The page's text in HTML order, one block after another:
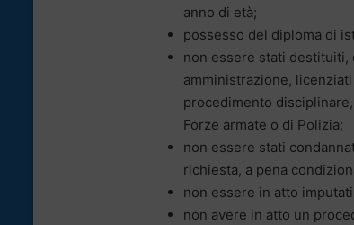
anno di età;
possesso del diploma di
non essere stati destituiti,
amministrazione,
procedimento
Forze armate o di Polizia;
non essere stati
richiesta, a pena
non essere in atto
non avere in atto un